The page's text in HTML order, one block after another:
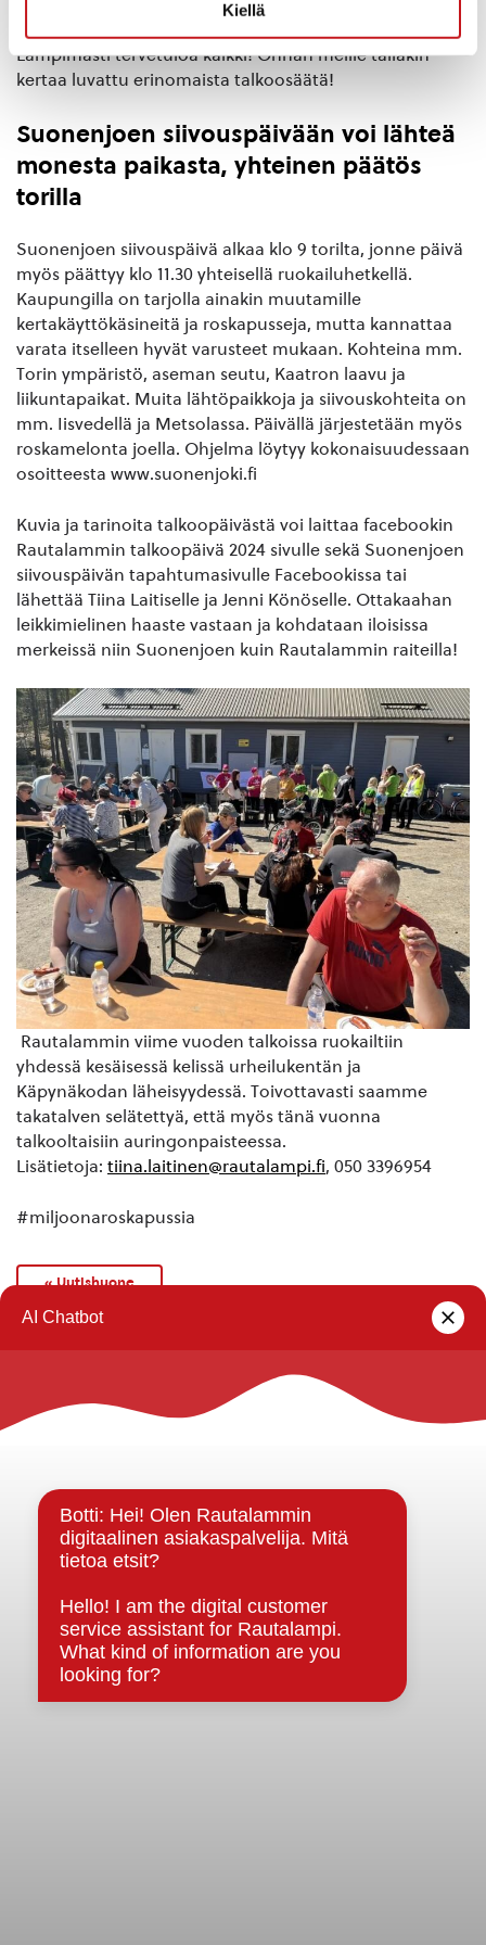
Kiellä
Yhteinen ruokailu on museon pihassa klo 11.30 alkaen.
Lämpimästi tervetuloa kaikki! Onhan meille tälläkin
kertaa luvattu erinomaista talkoosäätä!
Suonenjoen siivouspäivään voi lähteä
monesta paikasta, yhteinen päätös
torilla
Suonenjoen siivouspäivä alkaa klo 9 torilta, jonne päivä
myös päättyy klo 11.30 yhteisellä ruokailuhetkellä.
Kaupungilla on tarjolla ainakin muutamille
kertakäyttökäsineitä ja roskapusseja, mutta kannattaa
varata itselleen hyvät varusteet mukaan. Kohteina mm.
Torin ympäristö, aseman seutu, Kaatron laavu ja
liikuntapaikat. Muita lähtöpaikkoja ja siivouskohteita on
mm. Iisvedellä ja Metsolassa. Päivällä järjestetään myös
roskamelonta joella. Ohjelma löytyy kokonaisuudessaan
osoitteesta www.suonenjoki.fi
Kuvia ja tarinoita talkoopäivästä voi laittaa facebookin
Rautalammin talkoopäivä 2024 sivulle sekä Suonenjoen
siivouspäivän tapahtumasivulle Facebookissa tai
lähettää Tiina Laitiselle ja Jenni Könöselle. Ottakaahan
leikkimielinen haaste vastaan ja kohdataan iloisissa
merkeissä niin Suonenjoen kuin Rautalammin raiteilla!
Rautalammin viime vuoden talkoissa ruokailtiin
yhdessä kesäisessä kelissä urheilukentän ja
Käpynäkodan läheisyydessä. Toivottavasti saamme
takatalven selätettyä, että myös tänä vuonna
talkooltaisiin auringonpaisteessa.
Lisätietoja: tiina.laitinen@rautalampi.fi, 050 3396954
#miljoonaroskapussia
« Uutishuone
Rautalammin kunta
Strategiat, ohjelmat, ohjeet, suunnitelmat, säännöt ja
sopimukset
Asiakirjajulkisuuskuvaus
Evästeet
Saavutettavuusseloste
Tietosuoja
Tietosuojaselosteet